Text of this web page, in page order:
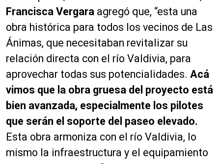
Francisca Vergara agregó que, “esta una
obra histórica para todos los vecinos de Las
Ánimas, que necesitaban revitalizar su
relación directa con el río Valdivia, para
aprovechar todas sus potencialidades. Acá
vimos que la obra gruesa del proyecto está
bien avanzada, especialmente los pilotes
que serán el soporte del paseo elevado.
Esta obra armoniza con el río Valdivia, lo
mismo la infraestructura y el equipamiento